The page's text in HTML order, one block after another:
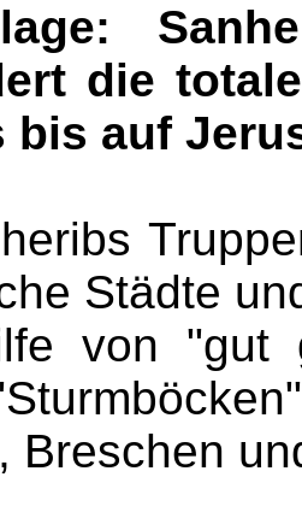
die
bis auf
Städte
von "gut
Breschen